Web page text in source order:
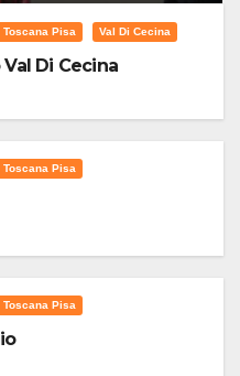
Toscana Pisa Val Di Cecina
Di Cecina
Toscana Pisa
Toscana Pisa